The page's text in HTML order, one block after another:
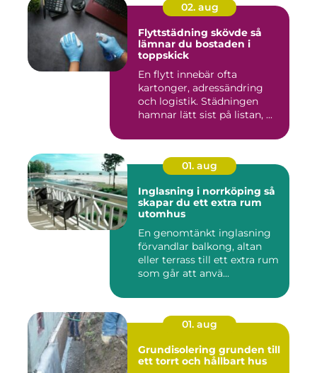
02. aug
Flyttstädning skövde så
lämnar du bostaden i
toppskick
En flytt innebär ofta
kartonger, adressändring
och logistik. Städningen
hamnar lätt sist på listan, ...
01. aug
Inglasning i norrköping så
skapar du ett extra rum
utomhus
En genomtänkt inglasning
förvandlar balkong, altan
eller terrass till ett extra rum
som går att anvä...
01. aug
Grundisolering grunden till
ett torrt och hållbart hus